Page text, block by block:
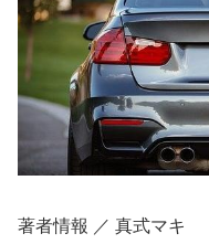
著者情報 ／ 真式マキ